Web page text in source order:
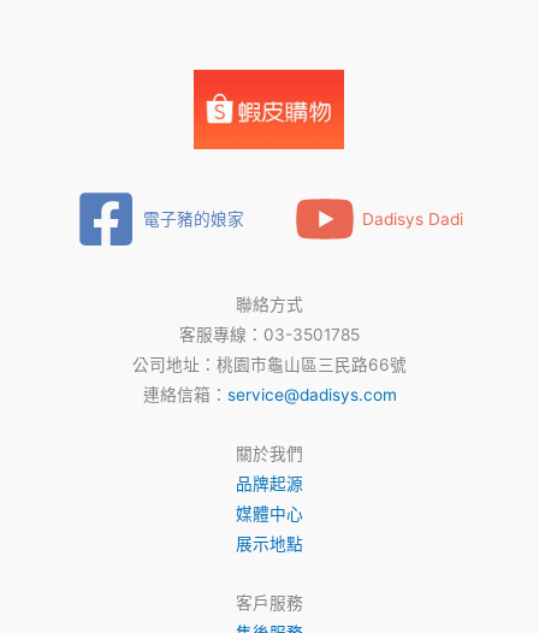
電子豬的娘家 Dadisys Dadi
聯絡方式
客服專線：03-3501785
公司地址：桃園市龜山區三民路66號
連絡信箱： service@dadisys.com
關於我們
品牌起源
媒體中心
展示地點
客戶服務